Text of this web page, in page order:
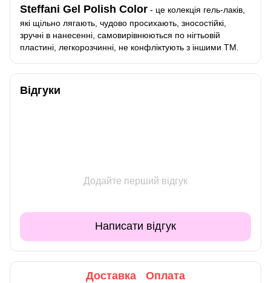
Steffani Gel Polish Color - це колекція гель-лаків,
які щільно лягають, чудово просихають, зносостійкі,
зручні в нанесенні, самовирівнюються по нігтьовій
пластині, легкорозчинні, не конфліктують з іншими ТМ.
Відгуки
Додайте перший відгук
Написати відгук
Доставка Оплата